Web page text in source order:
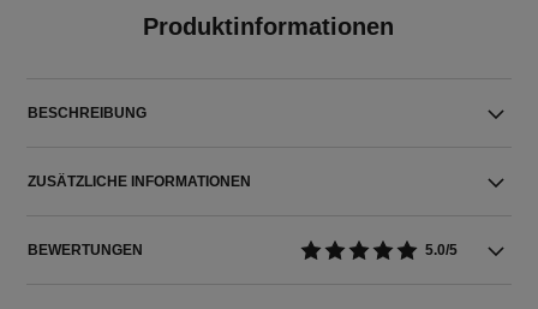
Produktinformationen
BESCHREIBUNG
ZUSÄTZLICHE INFORMATIONEN
BEWERTUNGEN 5.0/5